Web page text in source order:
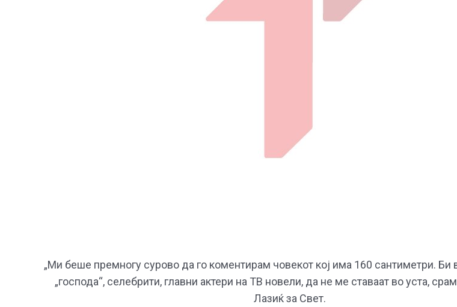
„Ми беше премногу сурово да го коментирам човекот кој има 160 сантиметри. Би
„господа“, селебрити, главни актери на ТВ новели, да не ме ставаат во уста,
Лазиќ за Свет.